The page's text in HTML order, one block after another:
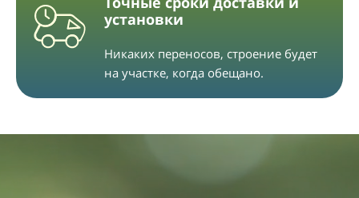
установки
Никаких переносов, строение будет
на участке, когда обещано.